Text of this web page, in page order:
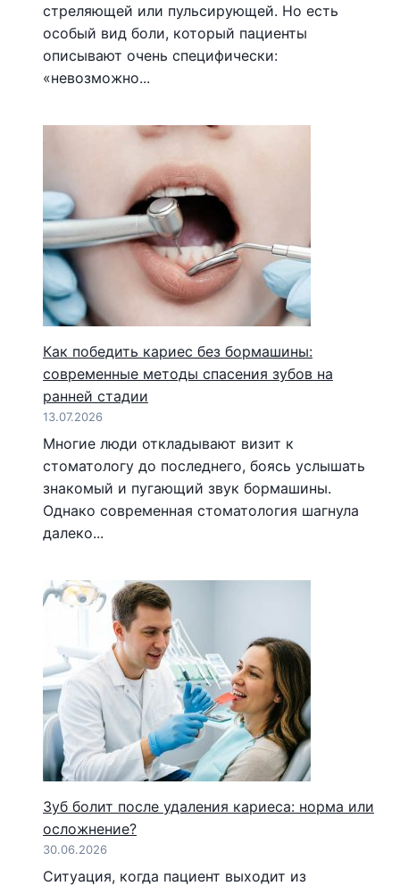
стреляющей или пульсирующей. Но есть
особый вид боли, который пациенты
описывают очень специфически:
«невозможно...
Как победить кариес без бормашины:
современные методы спасения зубов на
ранней стадии
13.07.2026
Многие люди откладывают визит к
стоматологу до последнего, боясь услышать
знакомый и пугающий звук бормашины.
Однако современная стоматология шагнула
далеко...
Зуб болит после удаления кариеса: норма или
осложнение?
30.06.2026
Ситуация, когда пациент выходит из